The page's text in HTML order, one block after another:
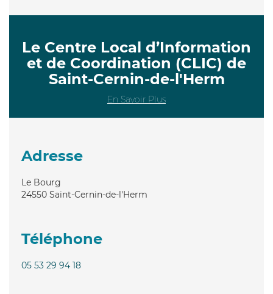
Le Centre Local d’Information
et de Coordination (CLIC) de
Saint-Cernin-de-l'Herm
En Savoir Plus
Adresse
Le Bourg
24550 Saint-Cernin-de-l'Herm
Téléphone
05 53 29 94 18